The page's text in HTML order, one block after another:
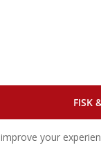
FISK
your